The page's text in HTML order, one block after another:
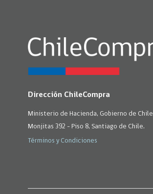
Dirección ChileCompra
Ministerio de Hacienda, Gobierno de Chile
Monjitas 392 - Piso 8, Santiago de Chile.
Términos y Condiciones